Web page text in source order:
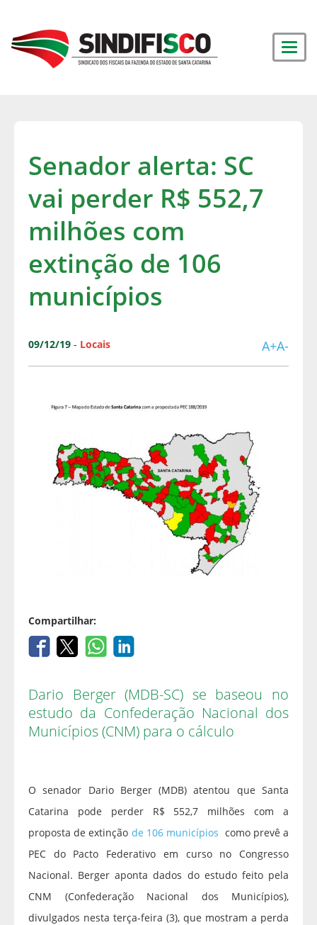
Senador alerta: SC
vai perder R$ 552,7
milhões com
extinção de 106
municípios
09/12/19 - Locais A+A-
Compartilhar:
Dario Berger (MDB-SC) se baseou no
estudo da Confederação Nacional dos
Municípios (CNM) para o cálculo
O senador Dario Berger (MDB) atentou que Santa
Catarina pode perder R$ 552,7 milhões com a
proposta de extinção de 106 municípios como prevê a
PEC do Pacto Federativo em curso no Congresso
Nacional. Berger aponta dados do estudo feito pela
CNM (Confederação Nacional dos Municípios),
divulgados nesta terça-feira (3), que mostram a perda